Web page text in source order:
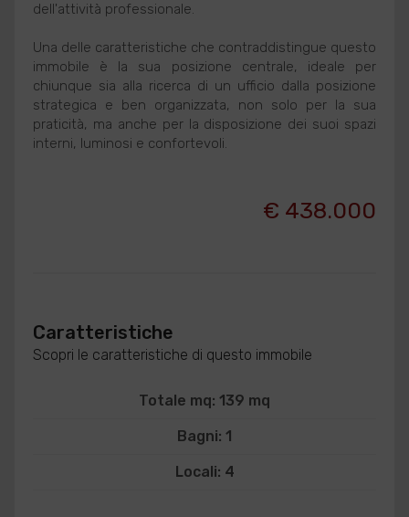
dell'attività professionale.
Una delle caratteristiche che contraddistingue questo
immobile è la sua posizione centrale, ideale per
chiunque sia alla ricerca di un ufficio dalla posizione
strategica e ben organizzata, non solo per la sua
praticità, ma anche per la disposizione dei suoi spazi
interni, luminosi e confortevoli.
€ 438.000
Caratteristiche
Scopri le caratteristiche di questo immobile
Totale mq: 139 mq
Bagni: 1
Locali: 4